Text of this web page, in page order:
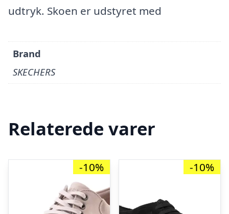
udtryk. Skoen er udstyret med
Brand
SKECHERS
Relaterede varer
-10% -10%